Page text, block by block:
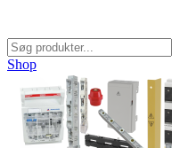
Shop